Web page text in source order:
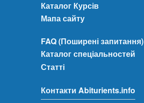
Каталог Курсів
Мапа сайту
FAQ (Поширені запитання)
Каталог спеціальностей
Статті
Контакти Abiturients.info